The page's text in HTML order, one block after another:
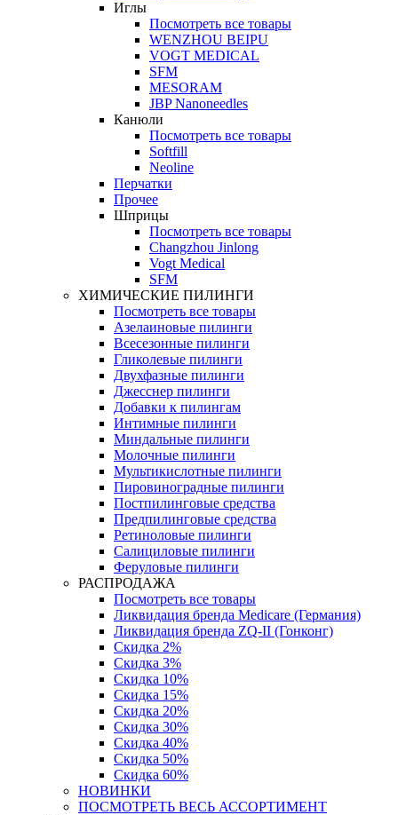
Иглы
Посмотреть все товары
WENZHOU BEIPU
VOGT MEDICAL
SFM
MESORAM
JBP Nanoneedles
Канюли
Посмотреть все товары
Softfill
Neoline
Перчатки
Прочее
Шприцы
Посмотреть все товары
Changzhou Jinlong
Vogt Medical
SFM
ХИМИЧЕСКИЕ ПИЛИНГИ
Посмотреть все товары
Азелаиновые пилинги
Всесезонные пилинги
Гликолевые пилинги
Двухфазные пилинги
Джесснер пилинги
Добавки к пилингам
Интимные пилинги
Миндальные пилинги
Молочные пилинги
Мультикислотные пилинги
Пировиноградные пилинги
Постпилинговые средства
Предпилинговые средства
Ретиноловые пилинги
Салициловые пилинги
Феруловые пилинги
РАСПРОДАЖА
Посмотреть все товары
Ликвидация бренда Medicare (Германия)
Ликвидация бренда ZQ-II (Гонконг)
Скидка 2%
Скидка 3%
Скидка 10%
Скидка 15%
Скидка 20%
Скидка 30%
Скидка 40%
Скидка 50%
Скидка 60%
НОВИНКИ
ПОСМОТРЕТЬ ВЕСЬ АССОРТИМЕНТ